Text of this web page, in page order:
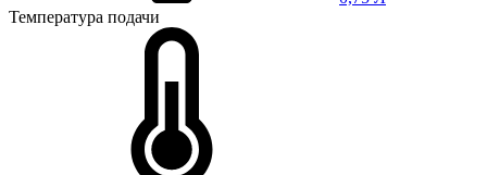
Температура подачи